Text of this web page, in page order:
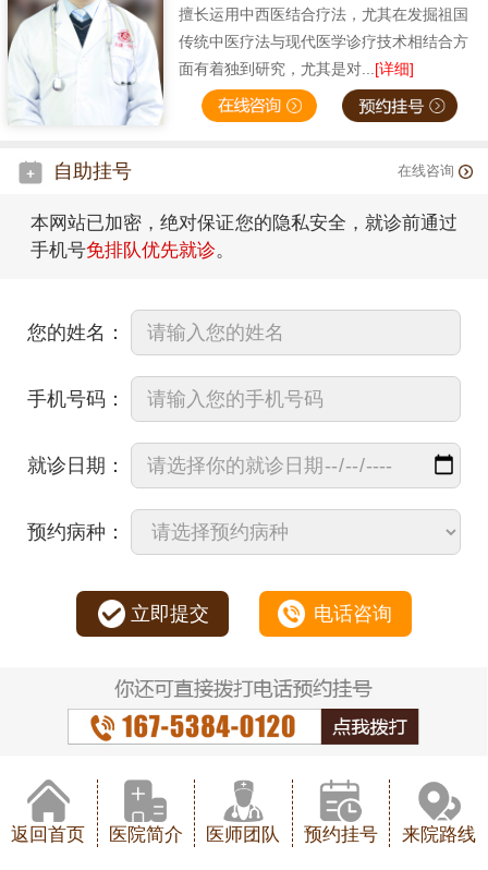
擅长运用中西医结合疗法，尤其在发掘祖国
传统中医疗法与现代医学诊疗技术相结合方
面有着独到研究，尤其是对...[详细]
自助挂号 在线咨询
本网站已加密，绝对保证您的隐私安全，就诊前通过
手机号免排队优先就诊。
您的姓名：
手机号码：
就诊日期：
预约病种：
立即提交 电话咨询
返回首页 医院简介 医师团队 预约挂号 来院路线